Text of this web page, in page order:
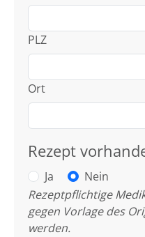
PLZ
Ort
Rezept
Ja
Nein
Rezeptpflichtige
gegen Vorlage des
werden.